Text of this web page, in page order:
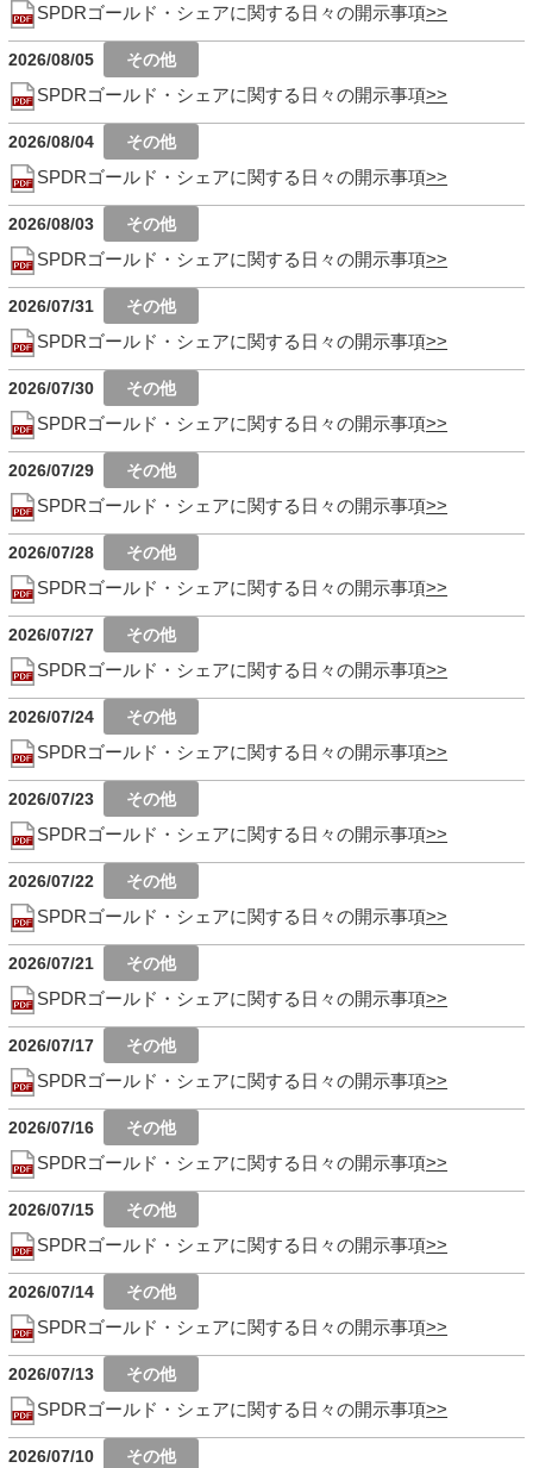
SPDRゴールド・シェアに関する日々の開示事項
2026/08/05
SPDRゴールド・シェアに関する日々の開示事項
2026/08/04
SPDRゴールド・シェアに関する日々の開示事項
2026/08/03
SPDRゴールド・シェアに関する日々の開示事項
2026/07/31
SPDRゴールド・シェアに関する日々の開示事項
2026/07/30
SPDRゴールド・シェアに関する日々の開示事項
2026/07/29
SPDRゴールド・シェアに関する日々の開示事項
2026/07/28
SPDRゴールド・シェアに関する日々の開示事項
2026/07/27
SPDRゴールド・シェアに関する日々の開示事項
2026/07/24
SPDRゴールド・シェアに関する日々の開示事項
2026/07/23
SPDRゴールド・シェアに関する日々の開示事項
2026/07/22
SPDRゴールド・シェアに関する日々の開示事項
2026/07/21
SPDRゴールド・シェアに関する日々の開示事項
2026/07/17
SPDRゴールド・シェアに関する日々の開示事項
2026/07/16
SPDRゴールド・シェアに関する日々の開示事項
2026/07/15
SPDRゴールド・シェアに関する日々の開示事項
2026/07/14
SPDRゴールド・シェアに関する日々の開示事項
2026/07/13
SPDRゴールド・シェアに関する日々の開示事項
2026/07/10